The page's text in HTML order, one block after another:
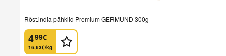
Röst.india pähklid Premium GERMUND 300g
4
. 99€
16,63€/kg